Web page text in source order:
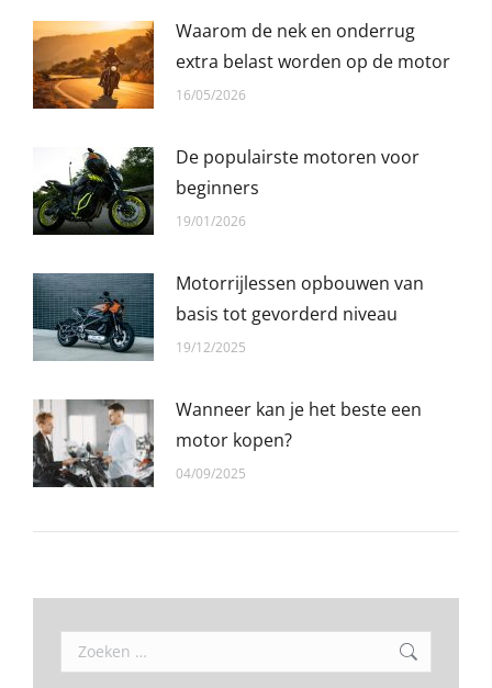
Waarom de nek en onderrug
extra belast worden op de motor
16/05/2026
De populairste motoren voor
beginners
19/01/2026
Motorrijlessen opbouwen van
basis tot gevorderd niveau
19/12/2025
Wanneer kan je het beste een
motor kopen?
04/09/2025
Search: